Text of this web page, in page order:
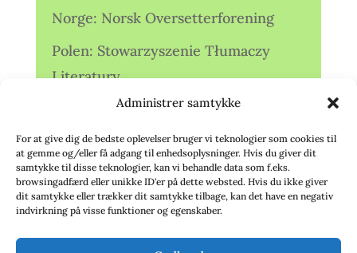
Administrer samtykke
For at give dig de bedste oplevelser bruger vi teknologier som cookies til
at gemme og/eller få adgang til enhedsoplysninger. Hvis du giver dit
samtykke til disse teknologier, kan vi behandle data som f.eks.
browsingadfærd eller unikke ID'er på dette websted. Hvis du ikke giver
dit samtykke eller trækker dit samtykke tilbage, kan det have en negativ
indvirkning på visse funktioner og egenskaber.
Norge: Norsk Oversetterforening
Polen: Stowarzyszenie Tłumaczy
Literatury
Storbritannien: Translators
Association (TA)
Sverige: Översättarsektionen (Ö.)
Sverige: Översättarcentrum (ÖC)